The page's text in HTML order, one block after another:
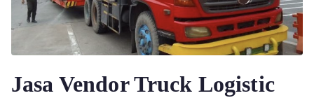
Jasa Vendor Truck Logistic